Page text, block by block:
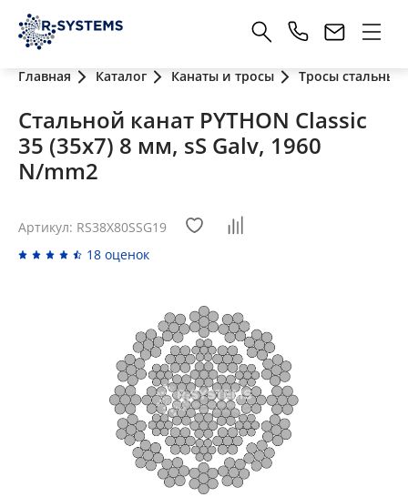
Главная Каталог Канаты и тросы Тросы стальные
Стальной канат PYTHON Classic
35 (35x7) 8 мм, sS Galv, 1960
N/mm2
Артикул: RS38X80SSG19
18 оценок